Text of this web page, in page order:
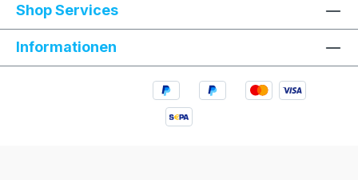
Shop Services
Informationen